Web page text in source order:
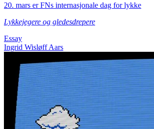
20. mars er FNs internasjonale dag for lykke
Lykkejegere og gledesdrepere
Essay
Ingrid Wisløff Aars